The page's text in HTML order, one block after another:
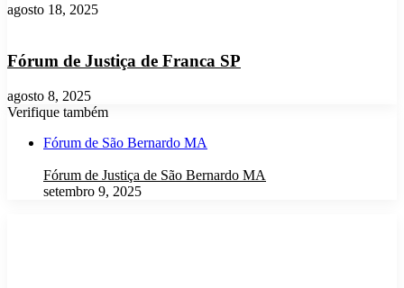
agosto 18, 2025
Fórum de Justiça de Franca SP
agosto 8, 2025
Verifique também
Fórum de São Bernardo MA
Fórum de Justiça de São Bernardo MA
setembro 9, 2025